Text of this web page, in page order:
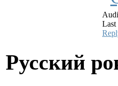
Русский